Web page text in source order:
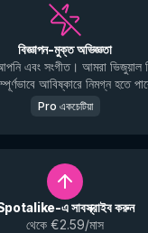
বিজ্ঞাপন-মুক্ত অভিজ্ঞতা
এবং সংগীত। আমরা ভিজুয়াল
আবিষ্কারে নিমগ্ন হতে
Pro একচেটিয়া
এ সাবস্ক্রাইব করুন
থেকে €2.59/মাস